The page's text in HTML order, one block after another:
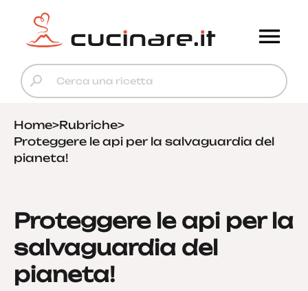
Home>Rubriche>
Proteggere le api per la salvaguardia del
pianeta!
Proteggere le api per la
salvaguardia del
pianeta!